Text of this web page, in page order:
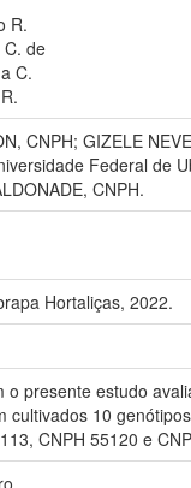
R.
C. de
C.
CNPH; GIZELE
Federal de
CNPH.
Hortaliças, 2022.
o presente estudo
cultivados 10
CNPH 55120 e